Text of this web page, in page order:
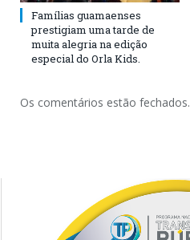
Famílias guamaenses
prestigiam uma tarde de
muita alegria na edição
especial do Orla Kids.
Os comentários estão fechados.